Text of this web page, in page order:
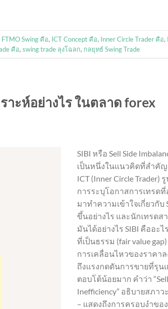
FTMO Swing คือ, ICT Concept คือ, Inner Circle Trader คือ,
คือ, swing trade ลุงโฉลก, กลยุทธ์ Swing Trade
าะห์อย่างไร ในตลาด forex
SIBI หรือ Sell Side
เป็นหนึ่งในแนวคิดที่สำคั
ICT (Inner Circle
การระบุโอกาสการเทรด
มาทำความเข้าใจเกี่ยวกับ
ขึ้นอย่างไร และนักเทรดส
มันได้อย่างไร SIBI คืออะไ
ที่เป็นธรรม (fair value
การเคลื่อนไหวของราคา
ถึงแรงกดดันการขายที่รุน
ตอบโต้น้อยมาก คำว่า “Sell
Inefficiency” อธิบายสภา
– แสดงถึงการครอบงำขอ